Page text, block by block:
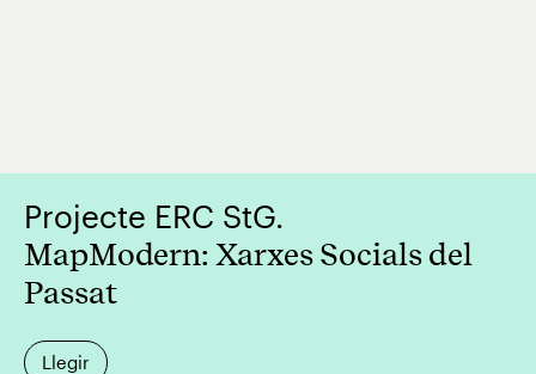
Projecte ERC StG.
MapModern: Xarxes Socials del
Passat
Llegir